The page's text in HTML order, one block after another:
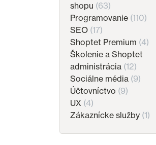
shopu (63)
Programovanie (110)
SEO (17)
Shoptet Premium (4)
Školenie a Shoptet
administrácia (12)
Sociálne média (9)
Účtovníctvo (9)
UX (4)
Zákaznícke služby (1)